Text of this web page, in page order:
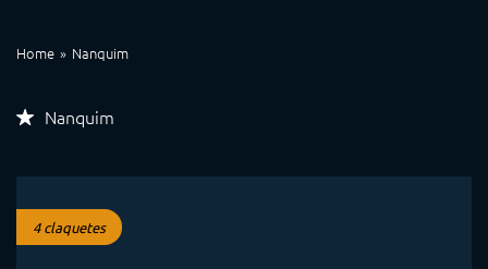
Home Nanquim
Nanquim
4 claquetes